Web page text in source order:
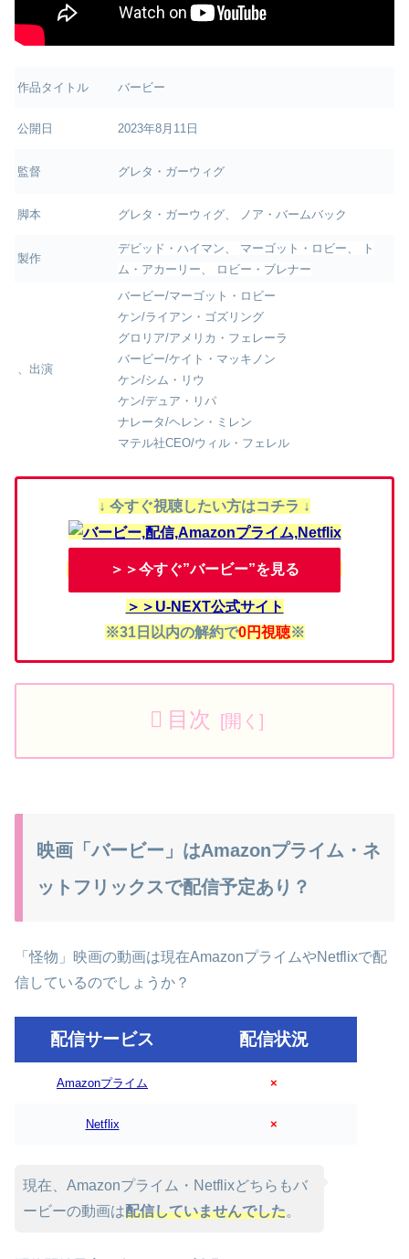
作品タイトル バービー
公開日 2023年8月11日
監督 グレタ・ガーウィグ
脚本 グレタ・ガーウィグ、 ノア・バームバック
製作
デビッド・ハイマン、 マーゴット・ロビー、
ト
ム・アカーリー、
ロビー・ブレナー
、出演
バービー/マーゴット・ロビー
ケン/ライアン・ゴズリング
グロリア/アメリカ・フェレーラ
バービー/ケイト・マッキノン
ケン/シム・リウ
ケン/デュア・リパ
ナレータ/ヘレン・ミレン
マテル社CEO/ウィル・フェレル
↓ 今すぐ視聴したい方はコチラ ↓
＞＞今すぐ”バービー”を見る
＞＞U-NEXT公式サイト
※31日以内の解約で0円視聴※
目次
映画「バービー」はAmazonプライム・ネ
ットフリックスで配信予定あり？
「怪物」映画の動画は現在AmazonプライムやNetflixで配
信しているのでしょうか？
配信サービス 配信状況
Amazonプライム ×
Netflix ×
現在、Amazonプライム・Netflixどちらもバ
ービーの動画は配信していませんでした。